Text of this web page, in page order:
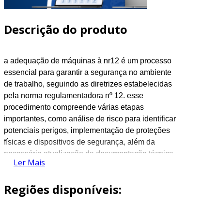
Descrição do produto
a adequação de máquinas à nr12 é um processo
essencial para garantir a segurança no ambiente
de trabalho, seguindo as diretrizes estabelecidas
pela norma regulamentadora nº 12. esse
procedimento compreende várias etapas
importantes, como análise de risco para identificar
potenciais perigos, implementação de proteções
físicas e dispositivos de segurança, além da
necessária atualização da documentação técnica.
a capacitação dos operadores é fundamental
cientes dos procedimentos de segurança a serem
Ler Mais
Regiões disponíveis: